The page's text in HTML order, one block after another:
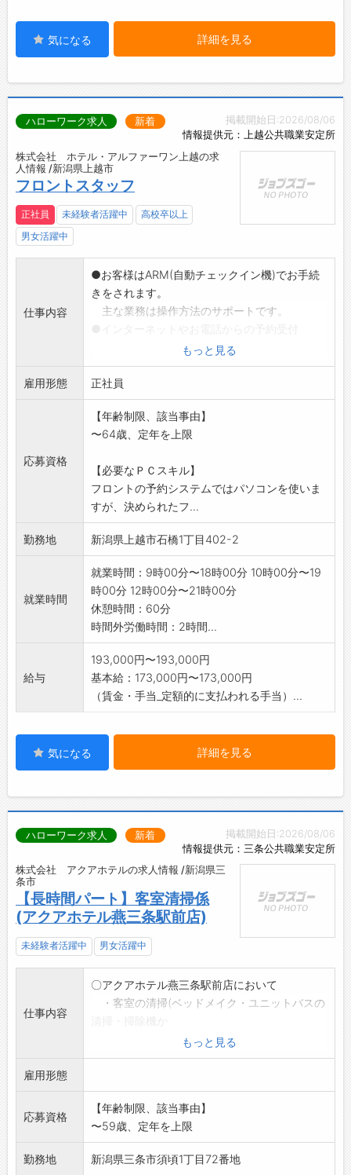
気になる 詳細を見る
掲載開始日:2026/08/06
情報提供元：上越公共職業安定所
ハローワーク求人 新着
株式会社 ホテル・アルファーワン上越の求
人情報 /新潟県上越市
フロントスタッフ
正社員 未経験者活躍中
高校卒以上
男女活躍中
仕事内容
●お客様はARM(自動チェックイン機)でお手続
きをされます。
主な業務は操作方法のサポートです。
●売上管理、各種データ処理、清掃後の客室チ
ェック
※ホテルにはフロント部門、飲食部門、清掃部
門などがございま
すが、本求人はフロント部門です。
※先輩スタッフがフォローする体制を整えてお
して研修に取り組めます。
もっと見る
雇用形態 正社員
応募資格
【年齢制限、該当事由】
〜64歳、定年を上限
【必要なＰＣスキル】
フロントの予約システムではパソコンを使いま
すが、決められたフ...
勤務地 新潟県上越市石橋1丁目402-2
就業時間
就業時間：9時00分〜18時00分 10時00分〜19
時00分 12時00分〜21時00分
休憩時間：60分
時間外労働時間：2時間...
給与
193,000円〜193,000円
基本給：173,000円〜173,000円
（賃金・手当_定額的に支払われる手当）...
気になる 詳細を見る
掲載開始日:2026/08/06
情報提供元：三条公共職業安定所
ハローワーク求人 新着
株式会社 アクアホテルの求人情報 /新潟県三
条市
【長時間パート】客室清掃係
(アクアホテル燕三条駅前店)
未経験者活躍中 男女活躍中
仕事内容
〇アクアホテル燕三条駅前店において
・客室の清掃(ベッドメイク・ユニットバスの
・ロビー、大浴場の清掃を行っていただきま
*変更範囲:会社の定める業務
もっと見る
雇用形態
応募資格
【年齢制限、該当事由】
〜59歳、定年を上限
勤務地 新潟県三条市須頃1丁目72番地